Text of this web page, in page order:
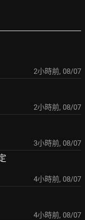
2小時前, 08/07
2小時前, 08/07
3小時前, 08/07
4小時前, 08/07
4小時前, 08/07